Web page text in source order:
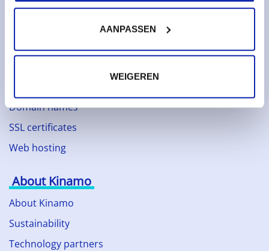
AANPASSEN
WEIGEREN
Monitoring & metrics
Cloud storage
Domain names
SSL certificates
Web hosting
About Kinamo
About Kinamo
Sustainability
Technology partners